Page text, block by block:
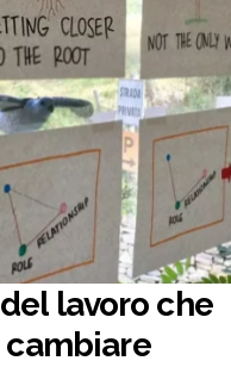
del lavoro che
cambiare